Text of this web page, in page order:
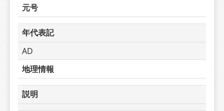
元号
年代表記
AD
地理情報
説明